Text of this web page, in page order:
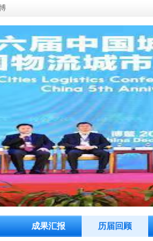
成果汇报 历届回顾